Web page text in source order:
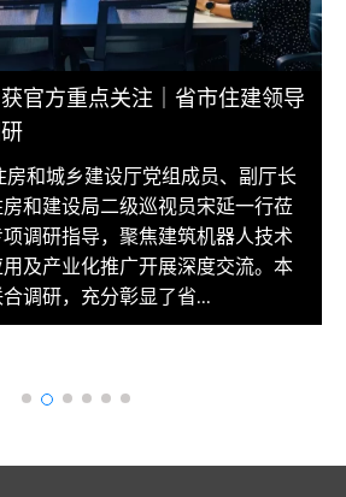
官方重点关注｜省市住建领导
和城乡建设厅党组成员、副厅长
和建设局二级巡视员宋延一行莅
调研指导，聚焦建筑机器人技术
及产业化推广开展深度交流。本
调研，充分彰显了省...